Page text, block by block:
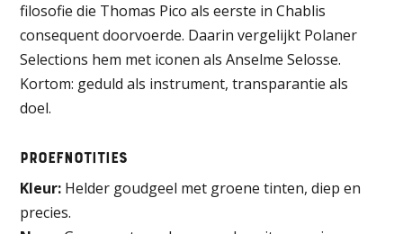
filosofie die Thomas Pico als eerste in Chablis
consequent doorvoerde. Daarin vergelijkt Polaner
Selections hem met iconen als Anselme Selosse.
Kortom: geduld als instrument, transparantie als
doel.
Proefnotities
Kleur: Helder goudgeel met groene tinten, diep en
precies.